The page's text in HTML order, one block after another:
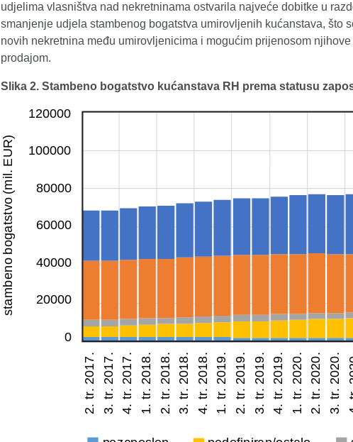
udjelima vlasništva nad nekretninama ostvarila najveće dobitke u
smanjenje udjela stambenog bogatstva umirovljenih kućanstava, što
novih nekretnina među umirovljenicima i mogućim prijenosom
prodajom.
Slika 2. Stambeno bogatstvo kućanstava RH prema statusu